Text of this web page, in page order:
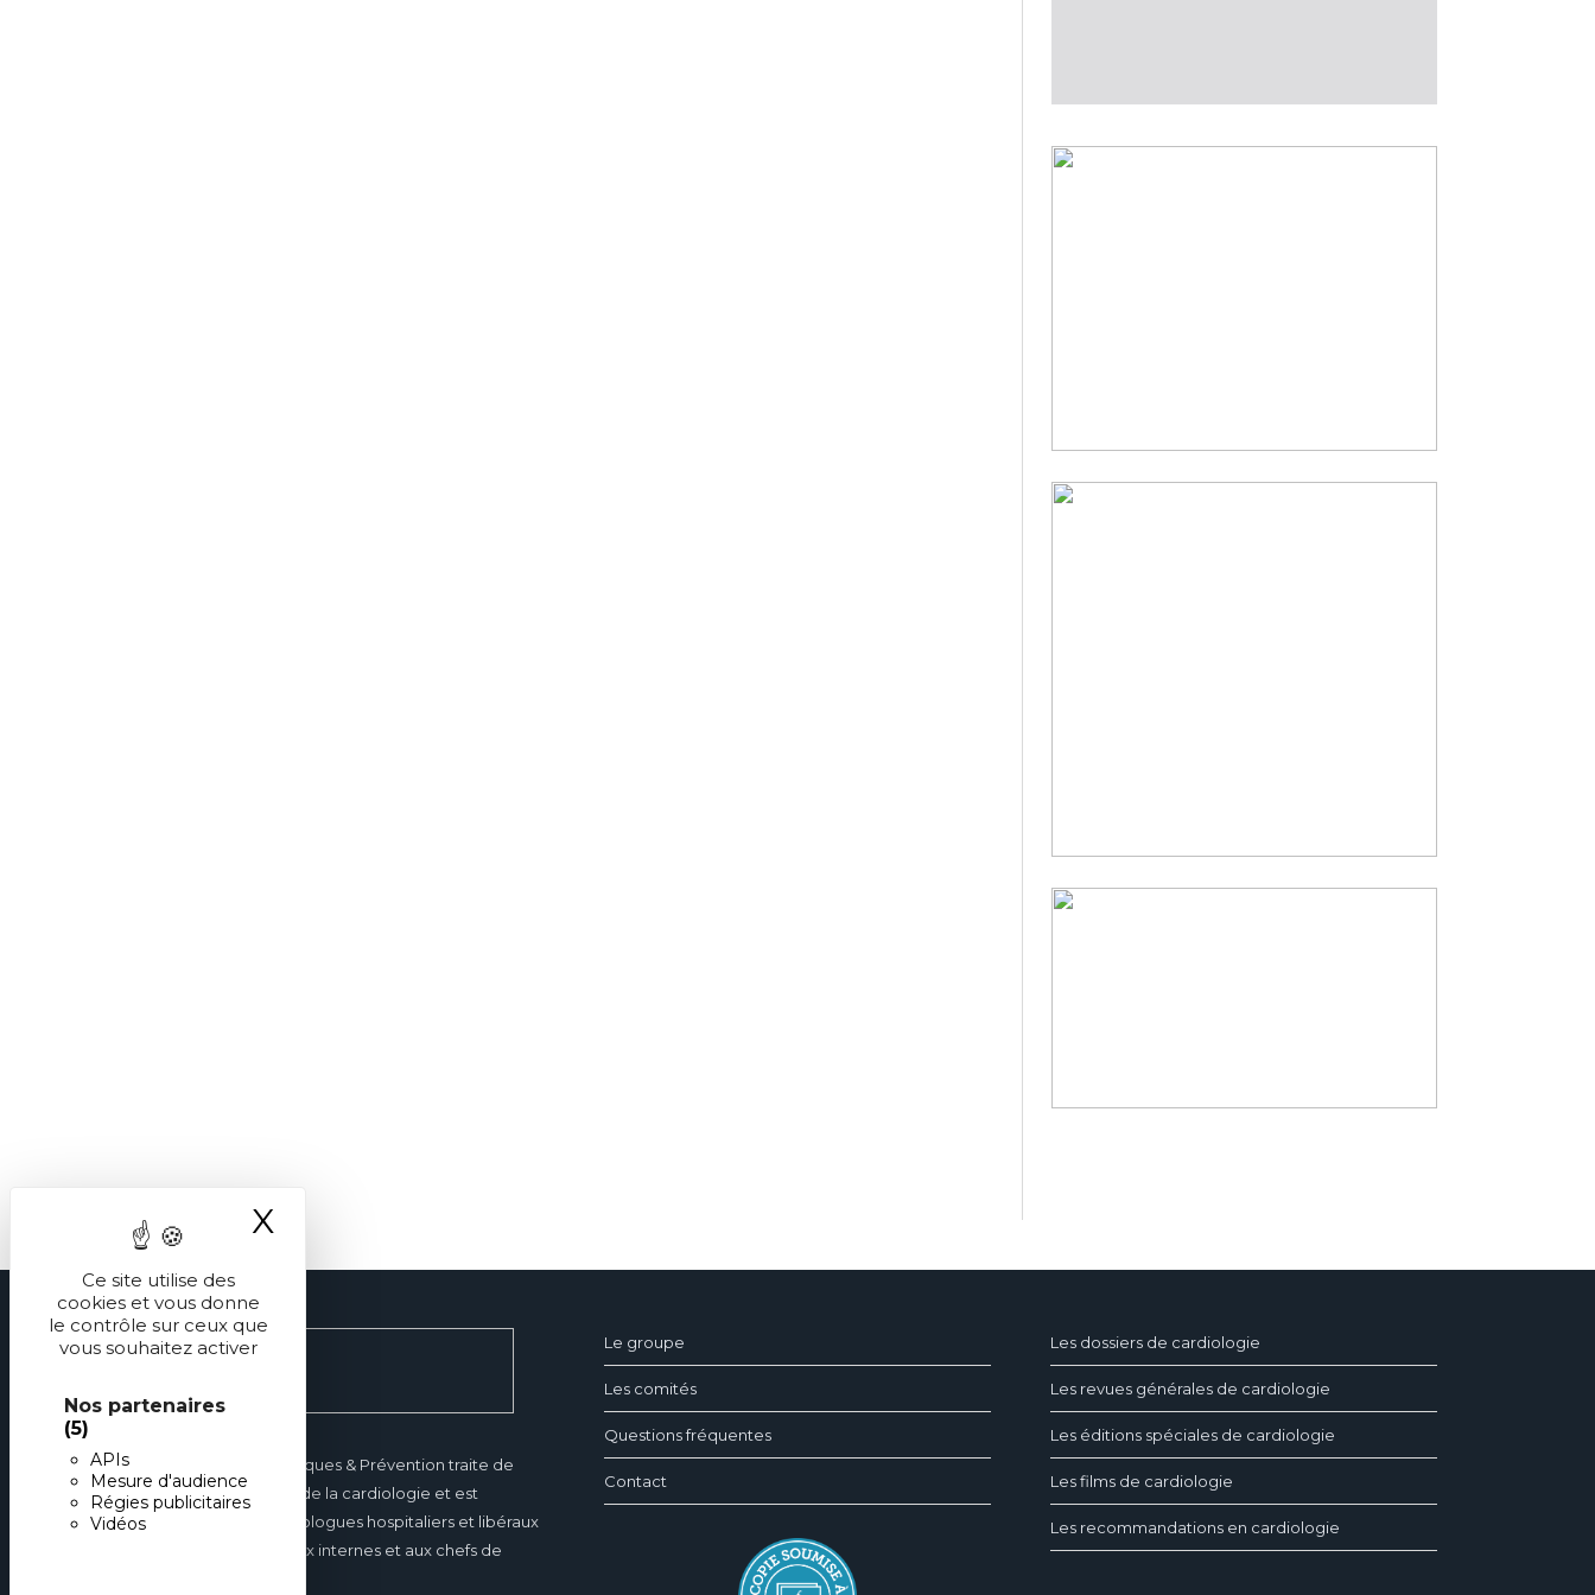
Ce site utilise des
cookies et vous donne
le contrôle sur ceux que
vous souhaitez activer
Nos partenaires
(5)
APIs
Mesure d'audience
Régies publicitaires
Vidéos
X
Réalités Cardiologiques & Prévention traite de
tous les domaines de la cardiologie et est
destinée aux cardiologues hospitaliers et libéraux
mais également aux internes et aux chefs de
Le groupe
Les comités
Questions fréquentes
Contact
Les dossiers de cardiologie
Les revues générales de cardiologie
Les éditions spéciales de cardiologie
Les films de cardiologie
Les recommandations en cardiologie